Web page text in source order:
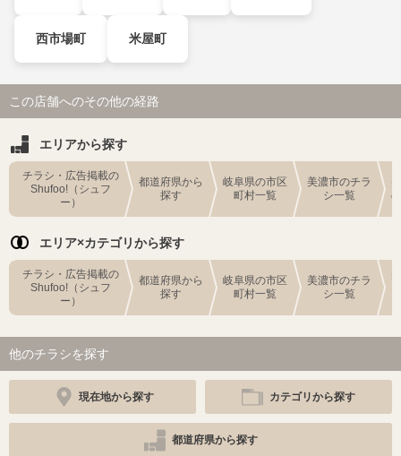
西市場町 米屋町
この店舗へのその他の経路
エリアから探す
チラシ・広告掲載の
Shufoo!（シュフ
ー）
都道府県から
探す
岐阜県の市区
町村一覧
美濃市のチラ
シ一覧
エリア×カテゴリから探す
チラシ・広告掲載の
Shufoo!（シュフ
ー）
都道府県から
探す
岐阜県の市区
町村一覧
美濃市のチラ
シ一覧
他のチラシを探す
現在地から探す カテゴリから探す
都道府県から探す